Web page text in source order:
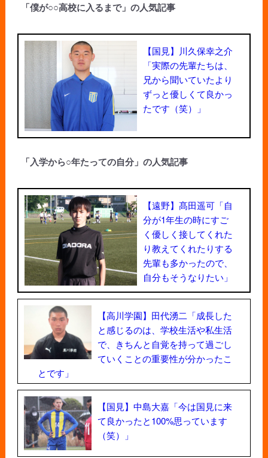
「僕が○○高校に入るまで」の人気記事
【国見】川久保幸之介
「実際の先輩たちは、
兄から聞いていたより
ずっと優しくて良かっ
たです（笑）」
「入学から○年たっての自分」の人気記事
【遠野】髙田遥可「自
分が1年生の時にすご
く優しく接してくれた
り教えてくれたりする
先輩も多かったので、
自分もそうなりたい」
【高川学園】田代湧二「成長した
と感じるのは、学校生活や私生活
で、きちんと自覚を持って過ごし
ていくことの重要性が分かったこ
とです」
【国見】中島大嘉「今は国見に来
て良かったと100%思っています
（笑）」